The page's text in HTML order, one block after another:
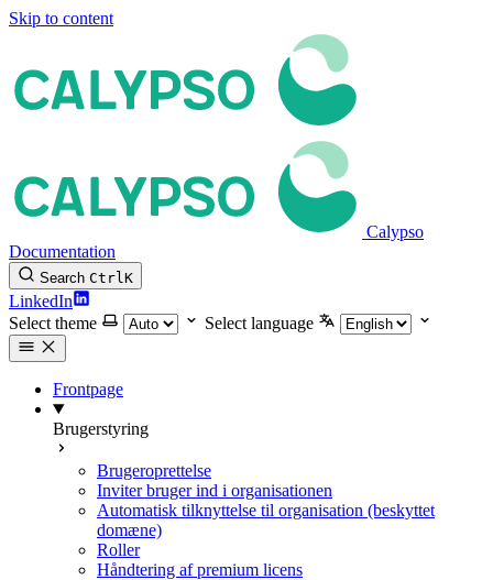
Skip to content
Calypso
Documentation
Search CtrlK
LinkedIn
Select theme
Select language
Frontpage
Brugerstyring
Brugeroprettelse
Inviter bruger ind i organisationen
Automatisk tilknyttelse til organisation (beskyttet
domæne)
Roller
Håndtering af premium licens